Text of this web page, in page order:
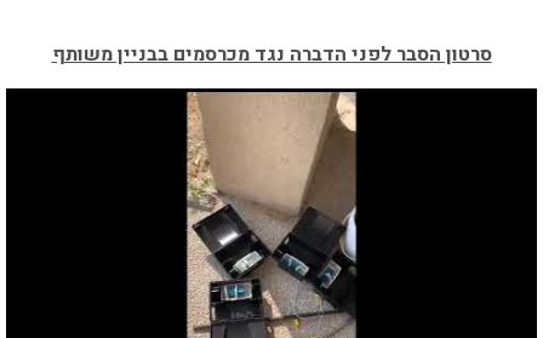
סרטון הסבר לפני הדברה נגד מכרסמים בבניין משותף